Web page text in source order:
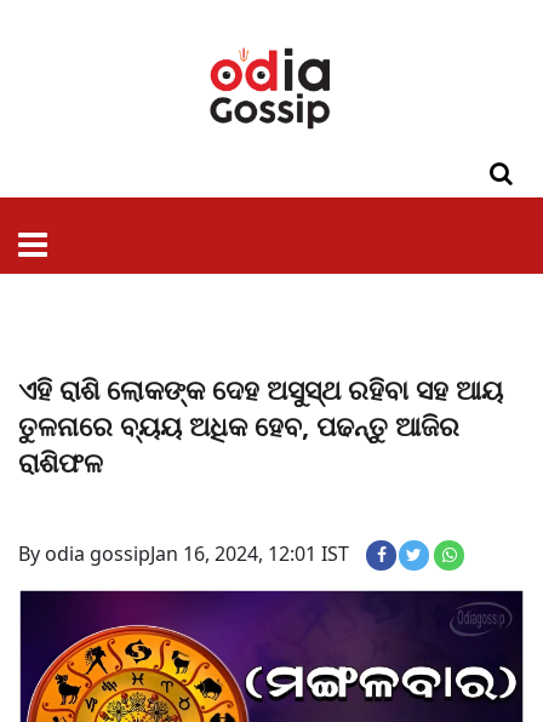
ଏହି ରାଶି ଲୋକଙ୍କ ଦେହ ଅସୁସ୍ଥ ରହିବା ସହ ଆୟ
ତୁଳନାରେ ବ୍ୟୟ ଅଧିକ ହେବ, ପଢନ୍ତୁ ଆଜିର
ରାଶିଫଳ
By odia gossipJan 16, 2024, 12:01 IST